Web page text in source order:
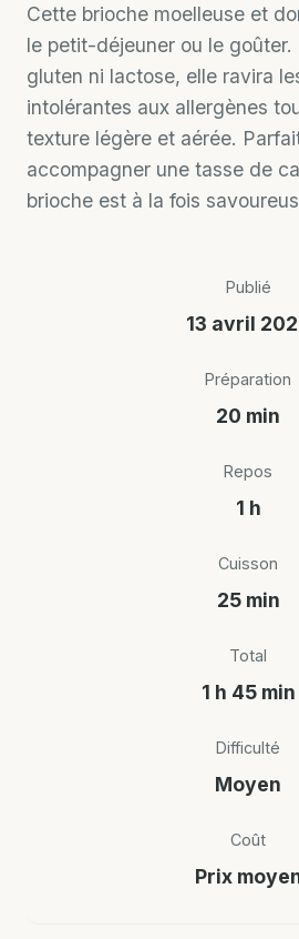
Cette brioche moelleuse et
le petit-déjeuner ou le goûter.
gluten ni lactose, elle ravira
intolérantes aux allergènes
texture légère et aérée.
accompagner une tasse de
brioche est à la fois
Publié
13 avril
Préparation
20 min
Repos
1 h
Cuisson
25 min
Total
1 h 45 min
Difficulté
Moyen
Coût
Prix